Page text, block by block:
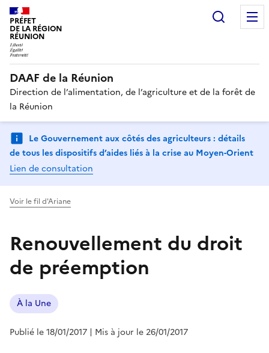
PRÉFET
DE LA RÉGION
RÉUNION
DAAF de la Réunion
Direction de l’alimentation, de l’agriculture et de la forêt de
la Réunion
Le Gouvernement aux côtés des agriculteurs : détails
de tous les dispositifs d’aides liés à la crise au Moyen-Orient
Lien de consultation
Voir le fil d'Ariane
Renouvellement du droit
de préemption
À la Une
Publié le 18/01/2017 | Mis à jour le 26/01/2017